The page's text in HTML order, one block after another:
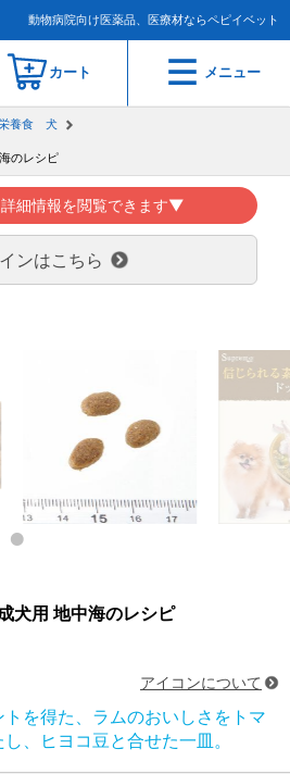
動物病院向け医薬品、医療材ならペピイベット
カート メニュー
養食 犬
のレシピ
細情報を閲覧できます▼
ンはこちら
犬用 地中海のレシピ
アイコンについて
を得た、ラムのおいしさをトマ
、ヒヨコ豆と合せた一皿。